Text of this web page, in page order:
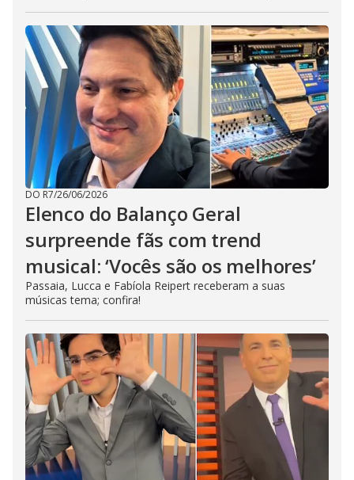
DO R7/26/06/2026
Elenco do Balanço Geral
surpreende fãs com trend
musical: ‘Vocês são os melhores’
Passaia, Lucca e Fabíola Reipert receberam a suas
músicas tema; confira!